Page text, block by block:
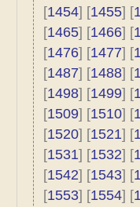
[1454] [1455] [
[1465] [1466] [
[1476] [1477] [
[1487] [1488] [
[1498] [1499] [
[1509] [1510] [
[1520] [1521] [
[1531] [1532] [
[1542] [1543] [
[1553] [1554] [